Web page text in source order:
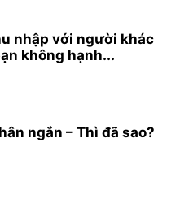
nhập với người khác
không hạnh...
ngắn – Thì đã sao?